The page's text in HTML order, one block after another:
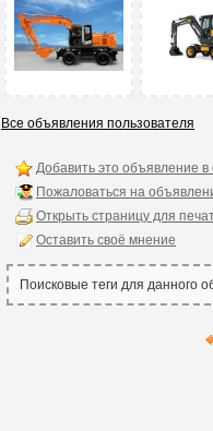
Все объявления пользователя
Добавить это объявление в
Пожаловаться на
Открыть страницу для
Оставить своё мнение
Поисковые теги для данного